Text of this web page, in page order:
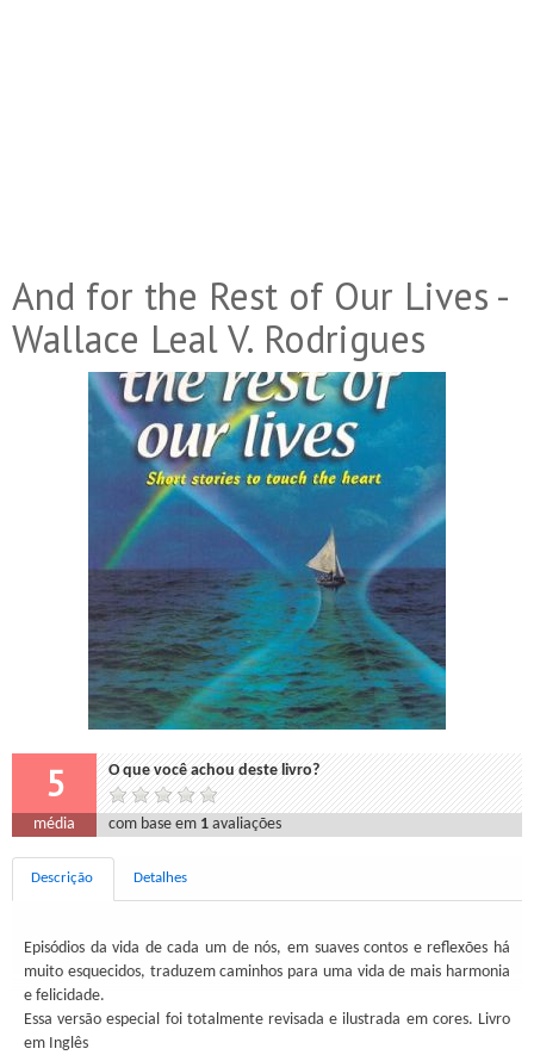
And for the Rest of Our Lives -
Wallace Leal V. Rodrigues
5 O que você achou deste livro?
média com base em 1 avaliações
Descrição Detalhes
Episódios da vida de cada um de nós, em suaves contos e reflexões há
muito esquecidos, traduzem caminhos para uma vida de mais harmonia
e felicidade.
Essa versão especial foi totalmente revisada e ilustrada em cores. Livro
em Inglês